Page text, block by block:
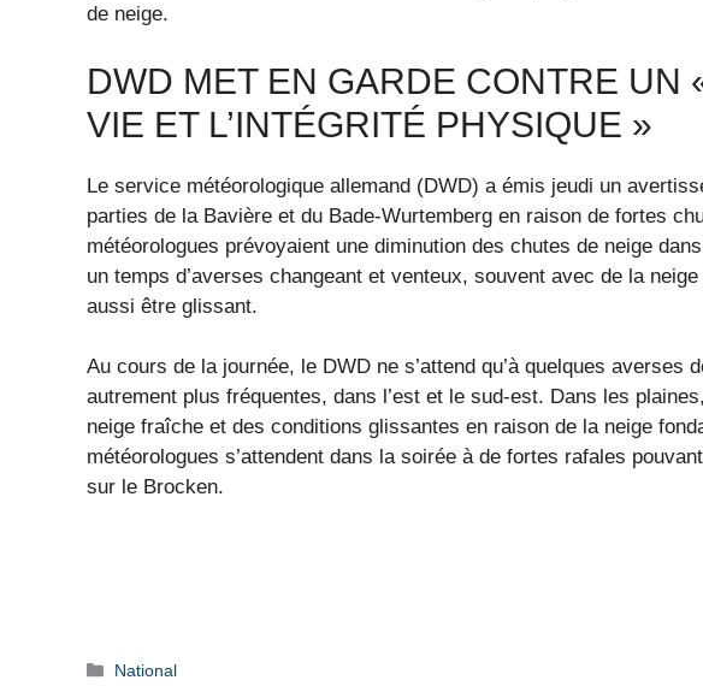
de neige.
DWD MET EN GARDE CONTRE UN
VIE ET L’INTÉGRITÉ PHYSIQUE »
Le service météorologique allemand (DWD) a émis jeudi un
parties de la Bavière et du Bade-Wurtemberg en raison de fortes
météorologues prévoyaient une diminution des chutes de neige
un temps d’averses changeant et venteux, souvent avec de la
aussi être glissant.
Au cours de la journée, le DWD ne s’attend qu’à quelques averses
autrement plus fréquentes, dans l’est et le sud-est. Dans les
neige fraîche et des conditions glissantes en raison de la neige
météorologues s’attendent dans la soirée à de fortes rafales
sur le Brocken.
Catégories
National